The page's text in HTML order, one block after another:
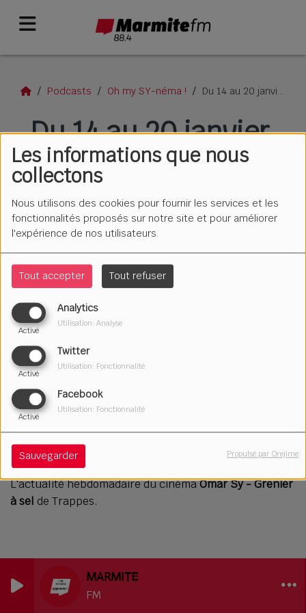
Les informations que nous
collectons
Nous utilisons des cookies pour fournir les services et les
fonctionnalités proposés sur notre site et pour améliorer
l'expérience de nos utilisateurs.
Tout accepter Tout refuser
Analytics
Activé
Utilisation: Analyse
Twitter
Activé
Utilisation: Fonctionnalité
Facebook
Activé
Utilisation: Fonctionnalité
Sauvegarder Propulsé par Orejime
MARMITE
FM
Podcasts Oh my SY-néma ! Du 14 au 20 janvier 2026
Du 14 au 20 janvier
2026
Écouter le podcast
Télécharger le podcast
L'actualité hebdomadaire du cinémaOmar Sy - Grenier
à sel de Trappes.